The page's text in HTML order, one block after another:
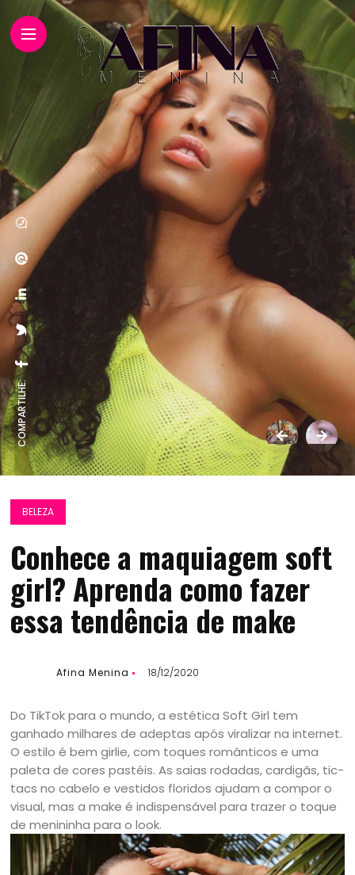
COMPARTILHE:
BELEZA
Conhece a maquiagem soft
girl? Aprenda como fazer
essa tendência de make
Afina Menina 18/12/2020
Do TikTok para o mundo, a estética Soft Girl tem
ganhado milhares de adeptas após viralizar na internet.
O estilo é bem girlie, com toques românticos e uma
paleta de cores pastéis. As saias rodadas, cardigãs, tic-
tacs no cabelo e vestidos floridos ajudam a compor o
visual, mas a make é indispensável para trazer o toque
de menininha para o look.